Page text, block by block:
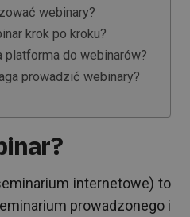
webinary?
krok po kroku?
platforma do webinarów?
prowadzić webinary?
internetowe) to
prowadzonego i